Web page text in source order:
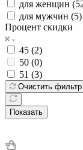
для женщин (
для мужчин (5)
Процент скидки
45 (2)
50 (0)
51 (3)
Очистить фильтр
Показать